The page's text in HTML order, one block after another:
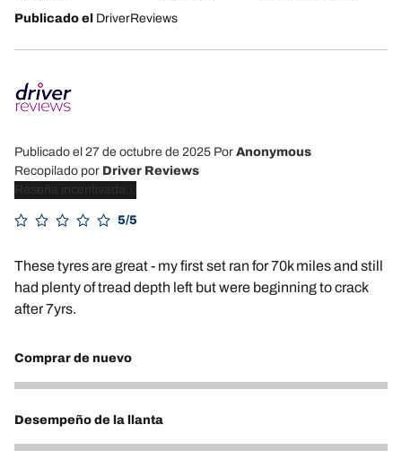
Publicado el DriverReviews
Publicado el 27 de octubre de 2025 Por Anonymous
Recopilado por Driver Reviews
Reseña incentivada
5/5
These tyres are great - my first set ran for 70k miles and still
had plenty of tread depth left but were beginning to crack
after 7yrs.
Comprar de nuevo
5
Desempeño de la llanta
5